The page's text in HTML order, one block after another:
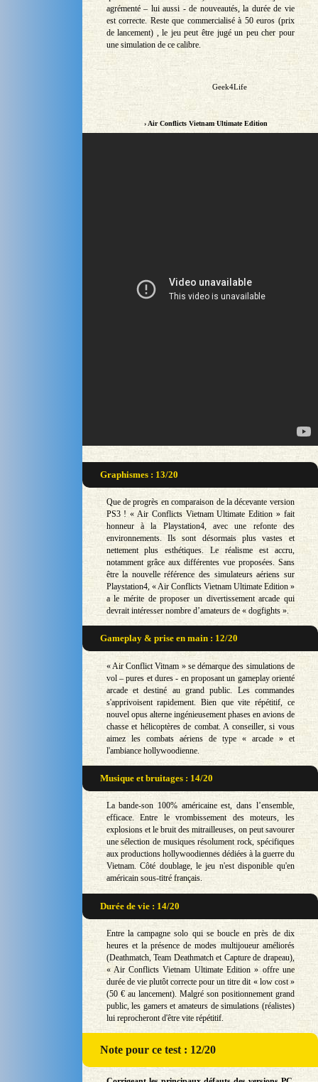
agrémenté – lui aussi - de nouveautés, la durée de vie
est correcte. Reste que commercialisé à 50 euros (prix
de lancement) , le jeu peut être jugé un peu cher pour
une simulation de ce calibre.
Geek4Life
› Air Conflicts Vietnam Ultimate Edition
Graphismes : 13/20
Que de progrès en comparaison de la décevante version
PS3 ! « Air Conflicts Vietnam Ultimate Edition » fait
honneur à la Playstation4, avec une refonte des
environnements. Ils sont désormais plus vastes et
nettement plus esthétiques. Le réalisme est accru,
notamment grâce aux différentes vue proposées. Sans
être la nouvelle référence des simulateurs aériens sur
Playstation4, « Air Conflicts Vietnam Ultimate Edition »
a le mérite de proposer un divertissement arcade qui
devrait intéresser nombre d’amateurs de « dogfights ».
Gameplay & prise en main : 12/20
« Air Conflict Vitnam » se démarque des simulations de
vol – pures et dures - en proposant un gameplay orienté
arcade et destiné au grand public. Les commandes
s'apprivoisent rapidement. Bien que vite répétitif, ce
nouvel opus alterne ingénieusement phases en avions de
chasse et hélicoptères de combat. A conseiller, si vous
aimez les combats aériens de type « arcade » et
l'ambiance hollywoodienne.
Musique et bruitages : 14/20
La bande-son 100% américaine est, dans l’ensemble,
efficace. Entre le vrombissement des moteurs, les
explosions et le bruit des mitrailleuses, on peut savourer
une sélection de musiques résolument rock, spécifiques
aux productions hollywoodiennes dédiées à la guerre du
Vietnam. Côté doublage, le jeu n'est disponible qu'en
américain sous-titré français.
Durée de vie : 14/20
Entre la campagne solo qui se boucle en près de dix
heures et la présence de modes multijoueur améliorés
(Deathmatch, Team Deathmatch et Capture de drapeau),
« Air Conflicts Vietnam Ultimate Edition » offre une
durée de vie plutôt correcte pour un titre dit « low cost »
(50 € au lancement). Malgré son positionnement grand
public, les gamers et amateurs de simulations (réalistes)
lui reprocheront d'être vite répétitif.
Notepour ce test : 12/20